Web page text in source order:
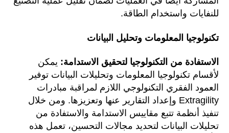
للنفايات واستخدام الطاقة.
تكنولوجيا المعلومات وتحليل البيانات
الاستفادة من التكنولوجيا لتحقيق الاستدامة: يمكن
لأقسام تكنولوجيا المعلومات وتحليلات البيانات توفير
العمود الفقري التكنولوجي اللازم لمراقبة مبادرات
Extragility وإعداد التقارير عنها وتعزيزها. ومن خلال
تنفيذ أنظمة تتبع مقاييس الاستدامة والاستفادة من
تحليلات البيانات لتحديد مجالات التحسين، تعمل هذه